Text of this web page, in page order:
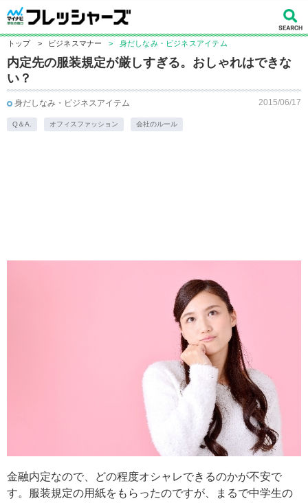
トップ > ビジネスマナー > 身だしなみ・ビジネスアイテム
内定先の服装規定が厳しすぎる。おしゃれはできな
い？
身だしなみ・ビジネスアイテム 2015/06/17
Q＆A. オフィスファッション 会社のルール
金融内定なので、どの程度オシャレできるのかが不安で
す。服装規定の用紙をもらったのですが、まるで中学生の